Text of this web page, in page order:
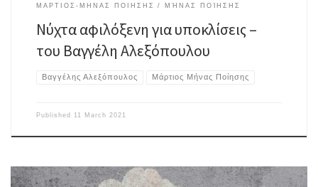
ΜΑΡΤΙΟΣ-ΜΗΝΑΣ ΠΟΙΗΣΗΣ ΜΉΝΑΣ ΠΟΊΗΣΗΣ
Νύχτα αφιλόξενη για υποκλίσεις –
του Βαγγέλη Αλεξόπουλου
Βαγγέλης Αλεξόπουλος Μάρτιος Μήνας Ποίησης
Published 11 March 2021